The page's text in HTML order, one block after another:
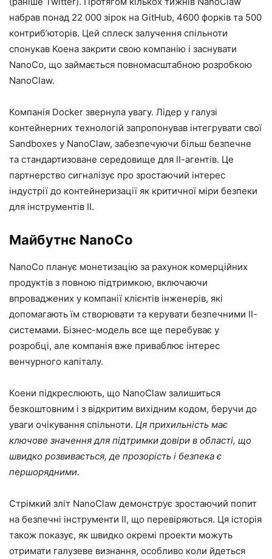
набрав понад 22 000 зірок на GitHub, 4600 форків та 500
контриб’юторів. Цей сплеск залучення спільноти
спонукав Коена закрити свою компанію і заснувати
NanoCo, що займається повномасштабною розробкою
NanoClaw.
Компанія Docker звернула увагу. Лідер у галузі
контейнерних технологій запропонував інтегрувати свої
Sandboxes у NanoClaw, забезпечуючи більш безпечне
та стандартизоване середовище для ІІ-агентів. Це
партнерство сигналізує про зростаючий інтерес
індустрії до контейнеризації як критичної міри безпеки
для інструментів ІІ.
Майбутнє NanoCo
NanoCo планує монетизацію за рахунок комерційних
продуктів з повною підтримкою, включаючи
впроваджених у компанії клієнтів інженерів, які
допомагають їм створювати та керувати безпечними ІІ-
системами. Бізнес-модель все ще перебуває у
розробці, але компанія вже приваблює інтерес
венчурного капіталу.
Коени підкреслюють, що NanoClaw залишиться
безкоштовним і з відкритим вихідним кодом, беручи до
уваги очікування спільноти. Ця прихильність має
ключове значення для підтримки довіри в області, що
швидко розвивається, де прозорість і безпека є
першорядними.
Стрімкий зліт NanoClaw демонструє зростаючий попит
на безпечні інструменти ІІ, що перевіряються. Ця історія
також показує, як швидко окремі проекти можуть
отримати галузеве визнання, особливо коли йдеться